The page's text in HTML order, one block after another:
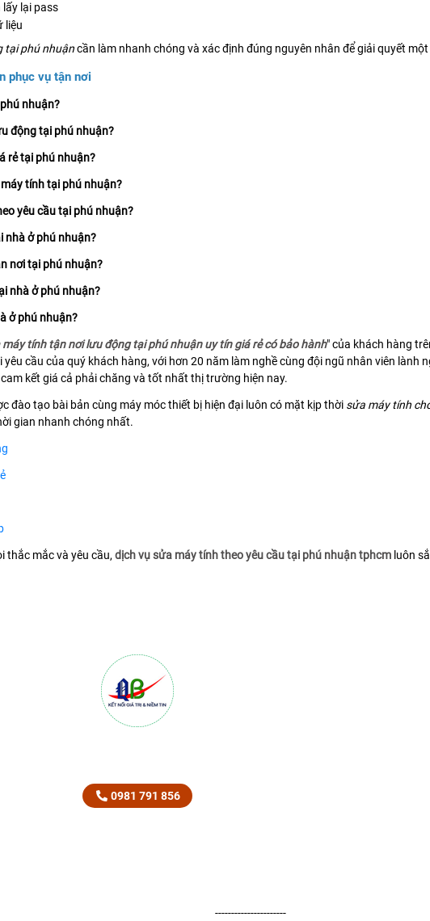
lấy lại pass
liệu
tại phú nhuậncần làm nhanh chóng và xác định đúng nguyên nhân để giải quyết
phục vụ tận nơi
nhuận?
động tại phú nhuận?
rẻ tại phú nhuận?
tính tại phú nhuận?
yêu cầu tại phú nhuận?
nhà ở phú nhuận?
nơi tại phú nhuận?
nhà ở phú nhuận?
ở phú nhuận?
máy tính tận nơi lưu động tại phú nhuận uy tín giá rẻ có bảo hành" của khách hàng
cầu của quý khách hàng, với hơn 20 năm làm nghề cùng đội ngũ nhân viên lành
kết giá cả phải chăng và tốt nhất thị trường hiện nay.
đào tạo bài bản cùng máy móc thiết bị hiện đại luôn có mặt kịp thời sửa máy tính
gian nhanh chóng nhất.
thắc mắc và yêu cầu, dịch vụ sửa máy tính theo yêu cầu tại phú nhuận tphcm luôn
0981 791 856
----------------------